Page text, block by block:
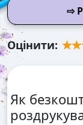
⇨
Оцінити:
Як